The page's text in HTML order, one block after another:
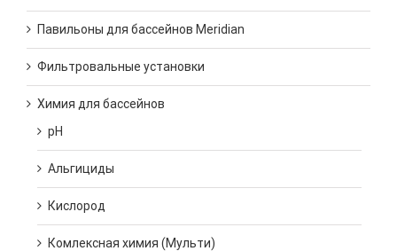
Павильоны для бассейнов Meridian
Фильтровальные установки
Химия для бассейнов
pH
Альгициды
Кислород
Комлексная химия (Мульти)